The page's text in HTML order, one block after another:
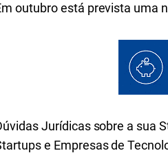
outubro está prevista uma
Jurídicas sobre a sua
e Empresas de